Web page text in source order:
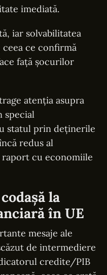
imediată.
iar solvabilitatea
ceea ce confirmă
față șocurilor
atenția asupra
special
statul prin deținerile
redus al
cu economiile
la
în UE
mesaje ale
de intermediere
credite/PIB